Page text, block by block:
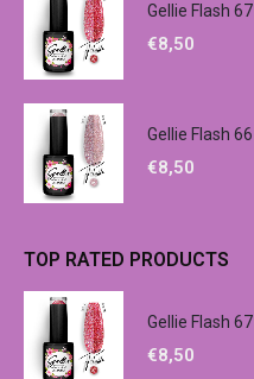
Gellie Flash 67
€8,50
Gellie Flash 66
€8,50
TOP RATED PRODUCTS
Gellie Flash 67
€8,50